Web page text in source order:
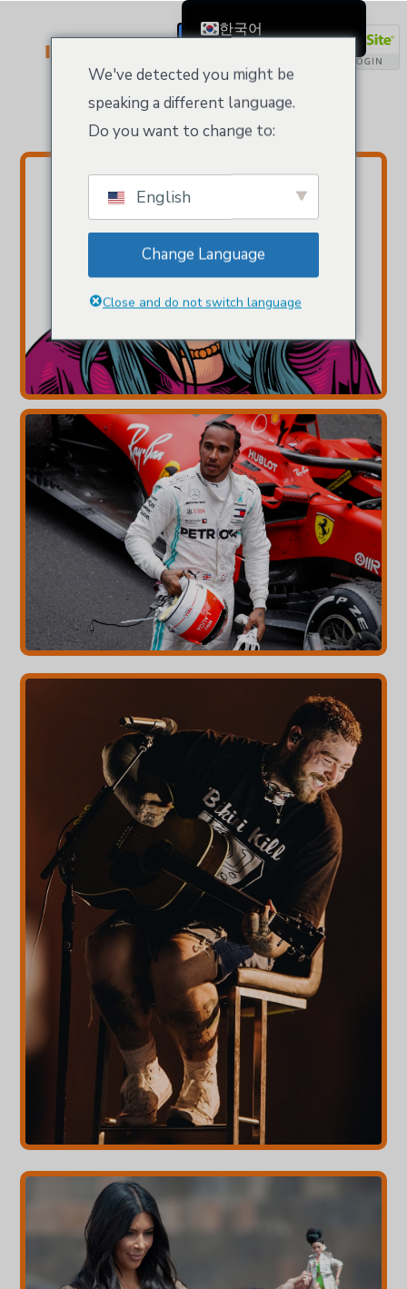
Tradenames & Trademarks
Domains managed by Kloeys
We've detected you might be
speaking a different language.
Do you want to change to:
English
Change Language
Close and do not switch language
한국어
Čeština
Ελληνικά
Français
Suomi
Bahasa Indonesia
日本語
Nederlands
Norsk bokmål
Polski
Português
Slovenščina
Svenska
ไทย
Türkçe
Українська
Русский
简体中文